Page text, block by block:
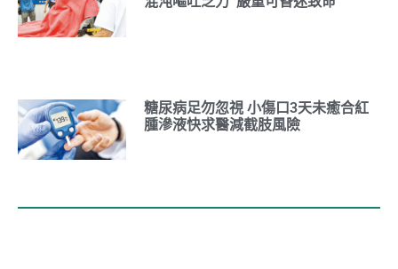
糖尿病足勿忽視 小傷口3天未癒合紅
腫滲液快求醫減截肢風險